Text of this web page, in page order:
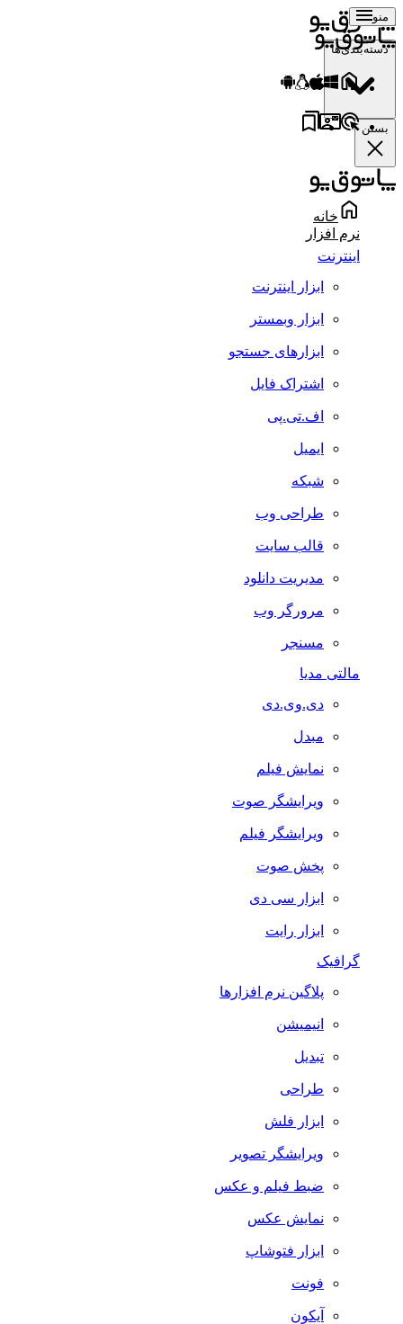
منو
دسته‌بندی‌ها
بستن
خانه
نرم افزار
اینترنت
ابزار اینترنت
ابزار وبمستر
ابزارهای جستجو
اشتراک فایل
اف.تی.پی
ایمیل
شبکه
طراحی وب
قالب سایت
مدیریت دانلود
مرورگر وب
مسنجر
مالتی مدیا
دی.وی.دی
مبدل
نمایش فیلم
ویرایشگر صوت
ویرایشگر فیلم
پخش صوت
ابزار سی دی
ابزار رایت
گرافیک
پلاگین نرم افزارها
انیمیشن
تبدیل
طراحی
ابزار فلش
ویرایشگر تصویر
ضبط فيلم و عكس
نمایش عکس
ابزار فتوشاپ
فونت
آیکون